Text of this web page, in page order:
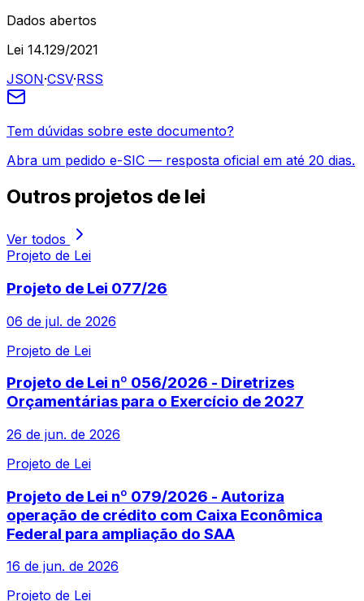
Dados abertos
Lei 14.129/2021
JSON·CSV·RSS
Tem dúvidas sobre este documento?
Abra um pedido e-SIC — resposta oficial em até 20 dias.
Outros projetos de lei
Ver todos
Projeto de Lei
Projeto de Lei 077/26
06 de jul. de 2026
Projeto de Lei
Projeto de Lei nº 056/2026 - Diretrizes
Orçamentárias para o Exercício de 2027
26 de jun. de 2026
Projeto de Lei
Projeto de Lei nº 079/2026 - Autoriza
operação de crédito com Caixa Econômica
Federal para ampliação do SAA
16 de jun. de 2026
Projeto de Lei